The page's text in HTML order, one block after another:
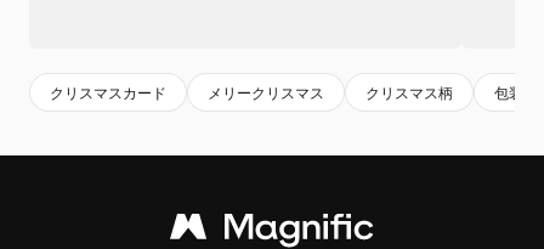
クリスマスカード メリークリスマス クリスマス柄 包装紙